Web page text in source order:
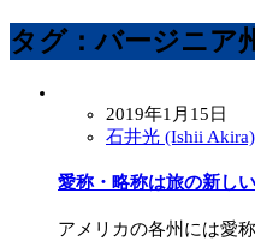
タグ：バージニア
2019年1月15日
石井光 (Ishii Akira)
愛称・略称は旅の新し
アメリカの各州には愛